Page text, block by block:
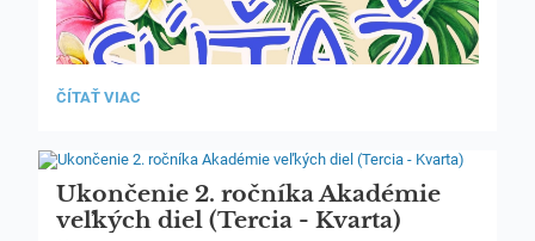
LETNÁ
ČÍTAŤ VIAC
Ukončenie 2. ročníka Akadémie
veľkých diel (Tercia - Kvarta)